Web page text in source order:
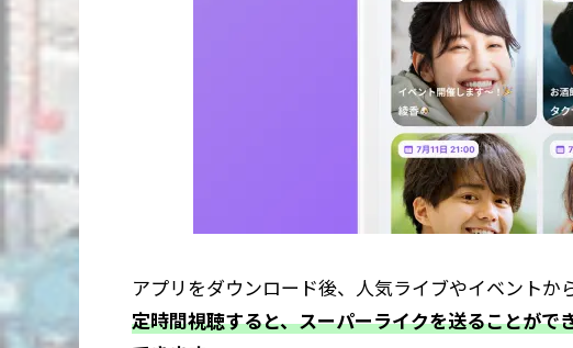
アプリをダウンロード後、人気ライブやイベントか
定時間視聴すると、スーパーライクを送ることが